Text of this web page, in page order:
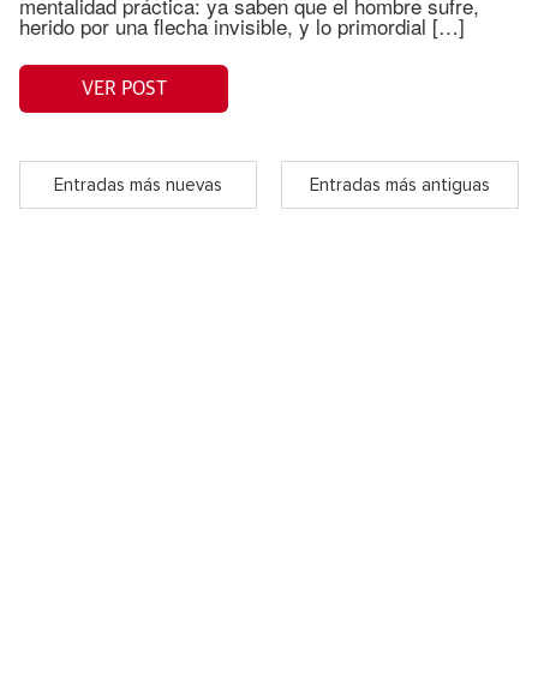
herido por una flecha invisible, y lo primordial […]
VER POST
Entradas más nuevas Entradas más antiguas